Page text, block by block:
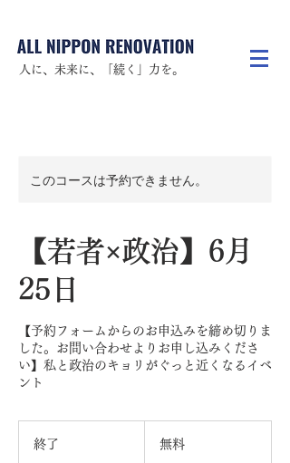
人に、未来に、「続く」力を。
このコースは予約できません。
【若者×政治】6月
25日
【予約フォームからのお申込みを締め切りま
した。お問い合わせよりお申し込みくださ
い】私と政治のキョリがぐっと近くなるイベ
ント
終了 無料